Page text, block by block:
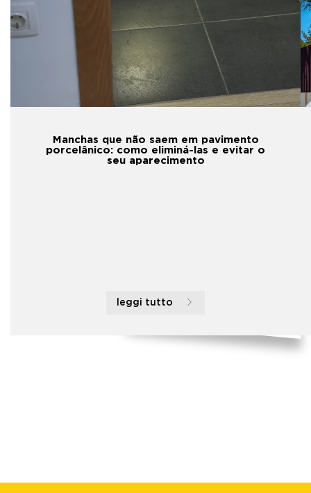
Manchas que não saem em pavimento
porcelânico: como eliminá-las e evitar o
seu aparecimento
leggi tutto